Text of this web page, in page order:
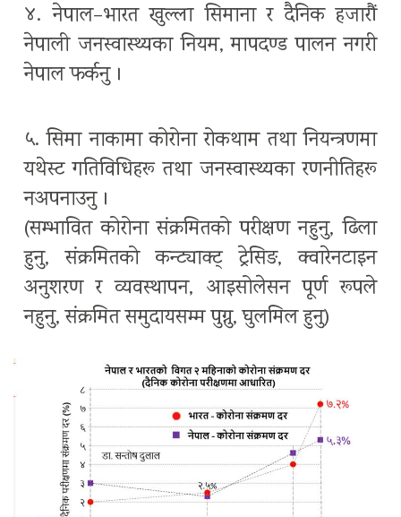
४. नेपाल–भारत खुल्ला सिमाना र दैनिक हजारौं
नेपाली जनस्वास्थ्यका नियम, मापदण्ड पालन नगरी
नेपाल फर्कनु ।
५. सिमा नाकामा कोरोना रोकथाम तथा नियन्त्रणमा
यथेस्ट गतिविधिहरू तथा जनस्वास्थ्यका रणनीतिहरू
नअपनाउनु ।
(सम्भावित कोरोना संक्रमितको परीक्षण नहुनु, ढिला
हुनु, संक्रमितको कन्ट्याक्ट् ट्रेसिङ, क्वारेनटाइन
अनुशरण र व्यवस्थापन, आइसोलेसन पूर्ण रूपले
नहुनु, संक्रमित समुदायसम्म पुग्नु, घुलमिल हुनु)